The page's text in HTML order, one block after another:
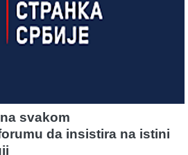
svakom
da insistira na istini